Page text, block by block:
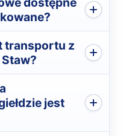
transportu z
jest